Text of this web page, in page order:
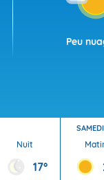
Peu
Nuit
17°